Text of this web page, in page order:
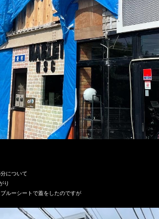
について
り
ルーシートで蓋をしたのですが